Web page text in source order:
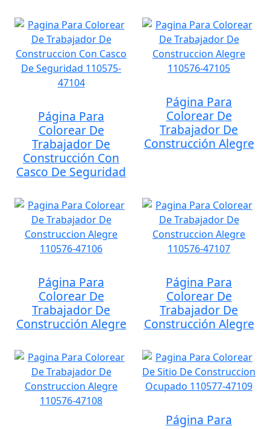
Página Para
Colorear De
Trabajador De
Construcción Con
Casco De Seguridad
Página Para
Colorear De
Trabajador De
Construcción Alegre
Página Para
Colorear De
Trabajador De
Construcción Alegre
Página Para
Colorear De
Trabajador De
Construcción Alegre
Página Para